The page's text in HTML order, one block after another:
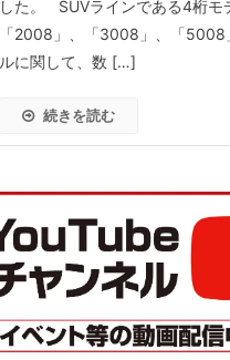
した。 SUVラインである4桁モ
「2008」、「3008」、「5008
ルに関して、数 […]
続きを読む